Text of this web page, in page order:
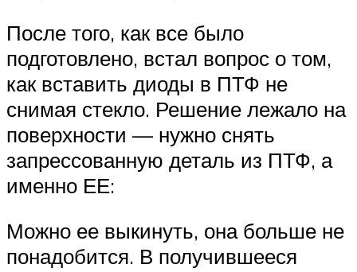
После того, как все было
подготовлено, встал вопрос о том,
как вставить диоды в ПТФ не
снимая стекло. Решение лежало на
поверхности — нужно снять
запрессованную деталь из ПТФ, а
именно ЕЕ:
Можно ее выкинуть, она больше не
понадобится. В получившееся